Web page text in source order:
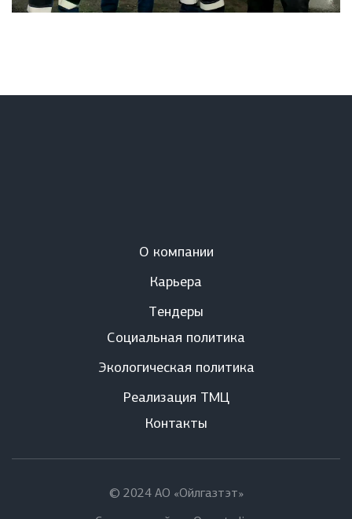
О компании
Карьера
Тендеры
Социальная политика
Экологическая политика
Реализация ТМЦ
Контакты
© 2024 АО «Ойлгазтэт»